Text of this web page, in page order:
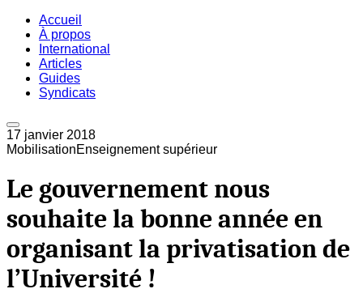
Accueil
À propos
International
Articles
Guides
Syndicats
17 janvier 2018
MobilisationEnseignement supérieur
Le gouvernement nous
souhaite la bonne année en
organisant la privatisation de
l’Université !